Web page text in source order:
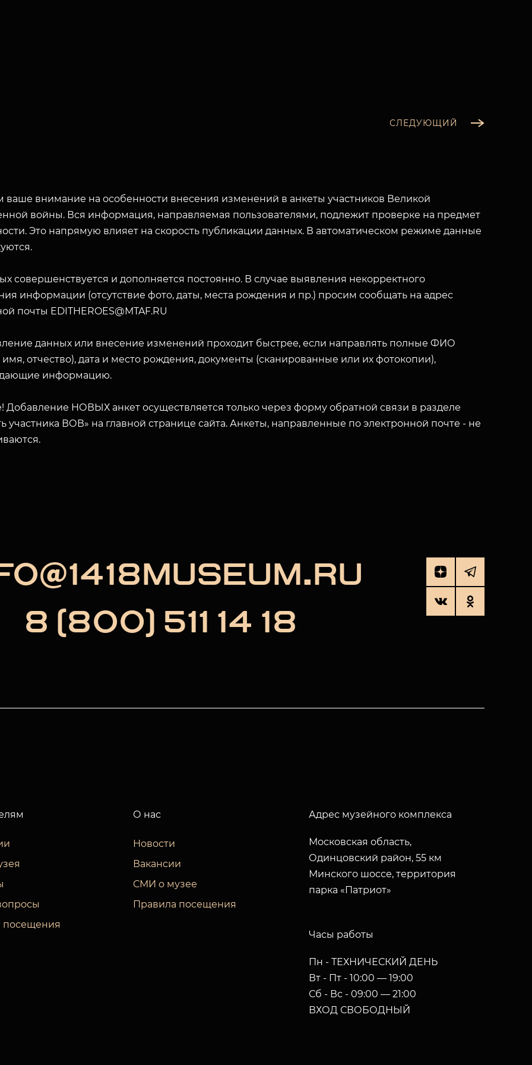
СЛЕДУЮЩИЙ
внимание на особенности внесения изменений в анкеты участников Великой
войны. Вся информация, направляемая пользователями, подлежит проверке на предмет
Это напрямую влияет на скорость публикации данных. В автоматическом режиме данные
совершенствуется и дополняется постоянно. В случае выявления некорректного
информации (отсутствие фото, даты, места рождения и пр.) просим сообщать на адрес
почты EDITHEROES@MTAF.RU
данных или внесение изменений проходит быстрее, если направлять полные ФИО
отчество), дата и место рождения, документы (сканированные или их фотокопии),
информацию.
Добавление НОВЫХ анкет осуществляется только через форму обратной связи в разделе
участника ВОВ» на главной странице сайта. Анкеты, направленные по электронной почте - не
8 (800) 511 14 18
посещения
О нас
Новости
Вакансии
СМИ о музее
Правила посещения
Адрес музейного комплекса
Московская область,
Одинцовский район, 55 км
Минского шоссе, территория
парка «Патриот»
Часы работы
Пн - ТЕХНИЧЕСКИЙ ДЕНЬ
Вт - Пт - 10:00 — 19:00
Сб - Вс - 09:00 — 21:00
ВХОД СВОБОДНЫЙ